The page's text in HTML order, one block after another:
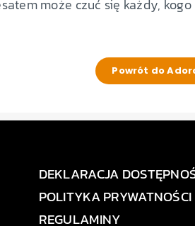
może czuć się każdy, kogo
Powrót do
DEKLARACJA
POLITYKA PRYWATNOŚCI
REGULAMINY